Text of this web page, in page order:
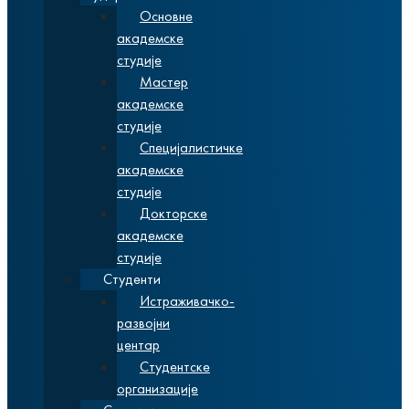
Основне
академске
студије
Мастер
академске
студије
Специјалистичке
академске
студије
Докторске
академске
студије
Студенти
Истраживачко-
развојни
центар
Студентске
организације